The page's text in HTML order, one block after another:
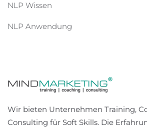
NLP Wissen
NLP Anwendung
Wir bieten Unternehmen Training,
Consulting für Soft Skills. Die